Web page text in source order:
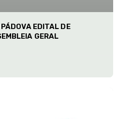
EDITAL DE
GERAL